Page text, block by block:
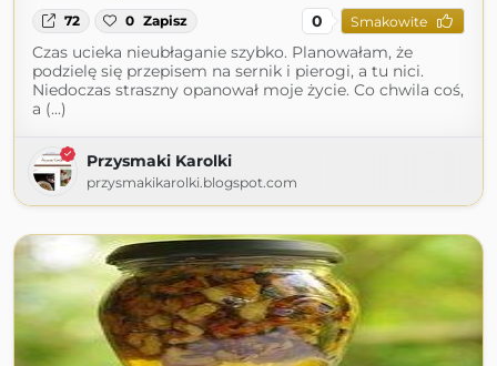
72 0 Zapisz 0 Smakowite
Czas ucieka nieubłaganie szybko. Planowałam, że
podzielę się przepisem na sernik i pierogi, a tu nici.
Niedoczas straszny opanował moje życie. Co chwila coś,
a (...)
Przysmaki Karolki
przysmakikarolki.blogspot.com